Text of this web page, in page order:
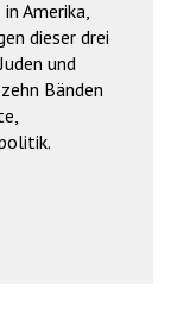
Amerika,
dieser drei
und
Bänden